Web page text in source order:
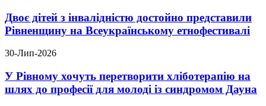
Двоє дітей з інвалідністю достойно представили
Рівненщину на Всеукраїнському етнофестивалі
30-Лип-2026
У Рівному хочуть перетворити хліботерапію на
шлях до професії для молоді із синдромом Дауна